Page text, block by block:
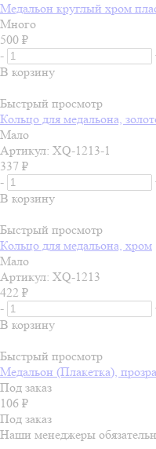
Медальон круглый хром
Много
500 ₽
-
В корзину
Быстрый просмотр
Кольцо для медальона,
Мало
Артикул: XQ-1213-1
337 ₽
-
В корзину
Быстрый просмотр
Кольцо для медальона, хром
Мало
Артикул: XQ-1213
422 ₽
-
В корзину
Быстрый просмотр
Медальон (Плакетка),
Под заказ
106 ₽
Под заказ
Наши менеджеры